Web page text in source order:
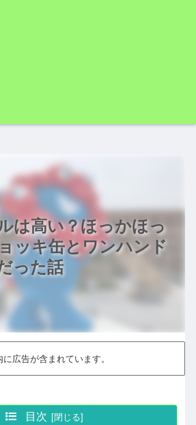
は高い？ほっかほっ
ッキ缶とワンハンド
った話
に広告が含まれています。
目次